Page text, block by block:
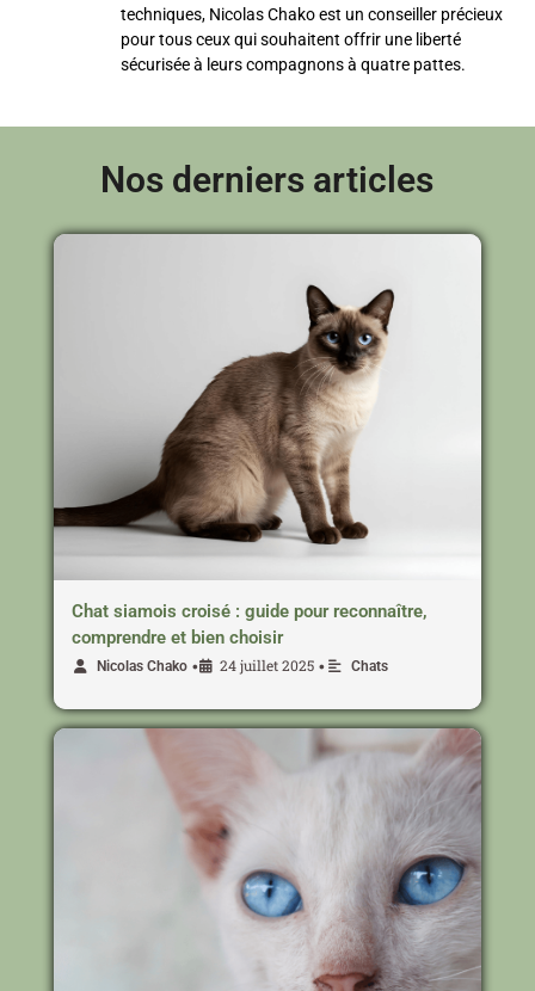
techniques, Nicolas Chako est un conseiller précieux
pour tous ceux qui souhaitent offrir une liberté
sécurisée à leurs compagnons à quatre pattes.
Nos derniers articles
Chat siamois croisé : guide pour reconnaître,
comprendre et bien choisir
Nicolas Chako • 24 juillet 2025 • Chats